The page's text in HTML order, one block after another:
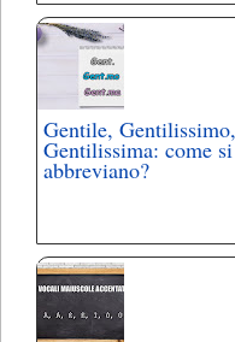
Gentile, Gentilissimo,
Gentilissima: come si
abbreviano?